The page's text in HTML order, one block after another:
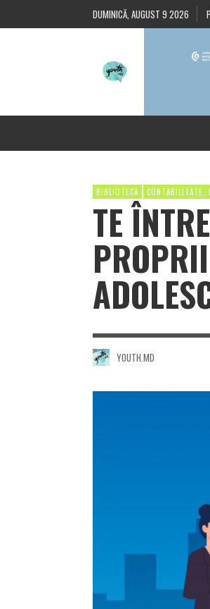
DUMINICĂ, AUGUST 9 2026
BIBLIOTECĂ CONTABILITATE,
TE
YOUTH.MD